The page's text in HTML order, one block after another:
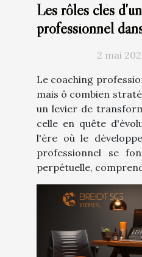
Les rôles clés
professionnel
2 mai
Le coaching
mais ô combien
un levier de
celle en quête
l'ère où le
professionnel se
perpétuelle,